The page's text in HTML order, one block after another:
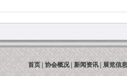
首页| 协会概况| 新闻资讯| 展览信息